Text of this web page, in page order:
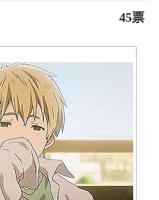
45票